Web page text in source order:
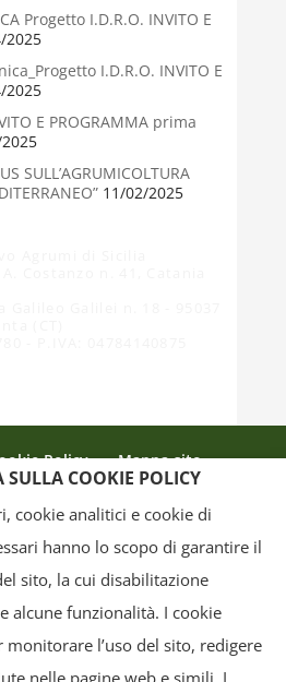
Progetto I.D.R.O. INVITO E
I.D.R.O. INVITO E
E PROGRAMMA prima
SULL’AGRUMICOLTURA
11/02/2025
Policy
Mappa sito
del "Distretto Produttivo Agrumi di
d’autore. È pertanto vietato copiarli,
COOKIE POLICY
cookie analitici e cookie di
hanno lo scopo di garantire il
sito, la cui disabilitazione
alcune funzionalità. I cookie
l’uso del sito, redigere
nelle pagine web e simili. I